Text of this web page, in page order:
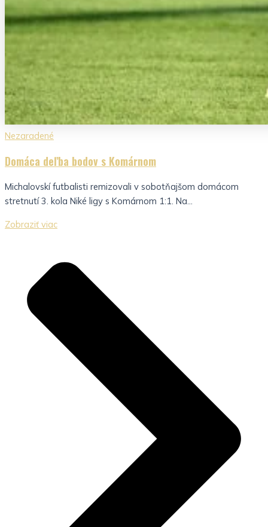
Nezaradené
Domáca deľba bodov s Komárnom
Michalovskí futbalisti remizovali v sobotňajšom domácom
stretnutí 3. kola Niké ligy s Komárnom 1:1. Na...
Zobraziť viac